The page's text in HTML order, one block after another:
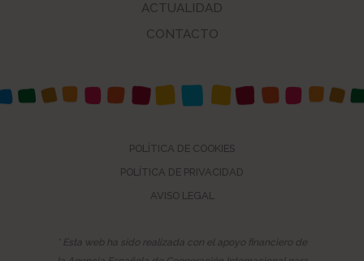
ACTUALIDAD
CONTACTO
POLÍTICA DE COOKIES
POLÍTICA DE PRIVACIDAD
AVISO LEGAL
* Esta web ha sido realizada con el apoyo financiero de